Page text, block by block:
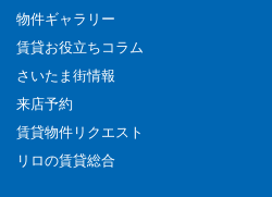
物件ギャラリー
賃貸お役立ちコラム
さいたま街情報
来店予約
賃貸物件リクエスト
リロの賃貸総合